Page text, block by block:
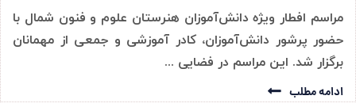
مراسم افطار ویژه دانش‌آموزان هنرستان علوم و فنون شمال با
حضور پرشور دانش‌آموزان، کادر آموزشی و جمعی از مهمانان
برگزار شد. این مراسم در فضایی ...
ادامه مطلب